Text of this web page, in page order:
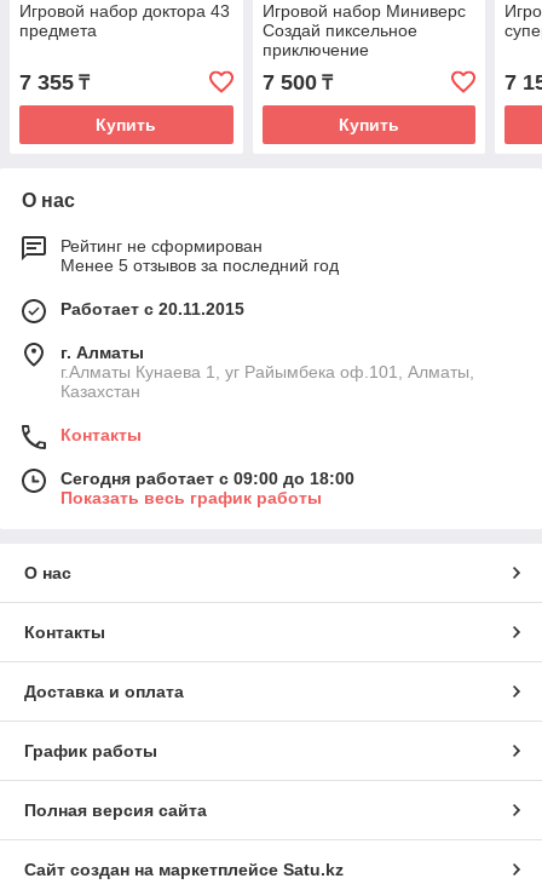
Игровой набор доктора 43
предмета
7 355 ₸
Купить
Игровой набор Миниверс
Создай пиксельное
приключение
7 500₸
Купить
7
О нас
Рейтинг не сформирован
Менее 5 отзывов за последний год
Работает с 20.11.2015
г. Алматы
г.Алматы Кунаева 1, уг Райымбека оф.101, Алматы,
Казахстан
Контакты
Сегодня работает с 09:00 до 18:00
Показать весь график работы
О нас
Контакты
Доставка и оплата
График работы
Полная версия сайта
Сайт создан на маркетплейсе Satu.kz